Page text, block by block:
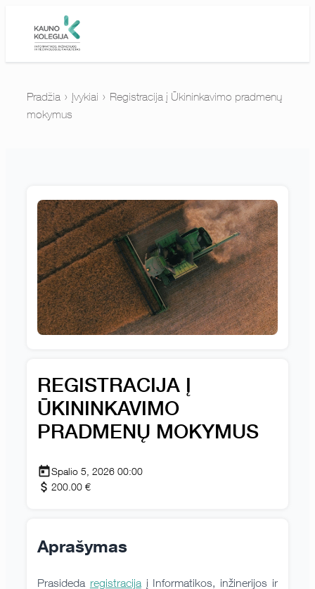
Pradžia › Įvykiai › Registracija į Ūkininkavimo pradmenų
mokymus
REGISTRACIJA Į
ŪKININKAVIMO
PRADMENŲ MOKYMUS
Spalio 5, 2026 00:00
200.00 €
Aprašymas
Prasideda registracijaį Informatikos, inžinerijos ir